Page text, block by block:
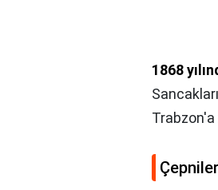
1868
Trabzon'a